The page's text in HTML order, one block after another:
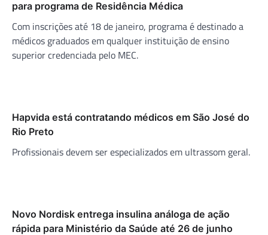
para programa de Residência Médica
Com inscrições até 18 de janeiro, programa é destinado a
médicos graduados em qualquer instituição de ensino
superior credenciada pelo MEC.
Hapvida está contratando médicos em São José do
Rio Preto
Profissionais devem ser especializados em ultrassom geral.
Novo Nordisk entrega insulina análoga de ação
rápida para Ministério da Saúde até 26 de junho